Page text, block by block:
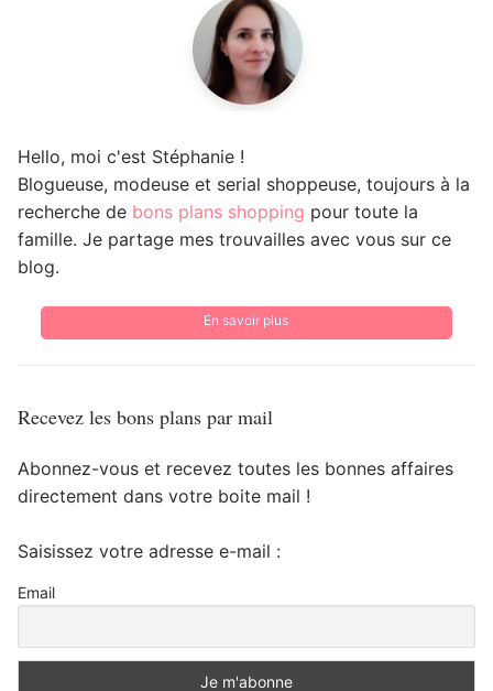
Hello, moi c'est Stéphanie !
Blogueuse, modeuse et serial shoppeuse, toujours à la
recherche de bons plans shopping pour toute la
famille. Je partage mes trouvailles avec vous sur ce
blog.
En savoir plus
Recevez les bons plans par mail
Abonnez-vous et recevez toutes les bonnes affaires
directement dans votre boite mail !
Saisissez votre adresse e-mail :
Email